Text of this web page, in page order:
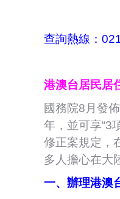
查詢熱線：
港澳台居民居
國務院8月發
年，並可享“3
修正案規定，
多人擔心在大
一、辦理港澳